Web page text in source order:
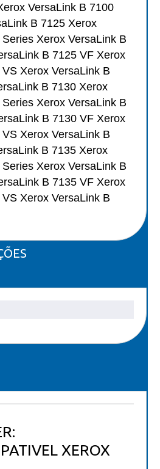
VersaLink B 7100
B 7125 Xerox
Xerox VersaLink B
B 7125 VF Xerox
Xerox VersaLink B
B 7130 Xerox
Xerox VersaLink B
B 7130 VF Xerox
Xerox VersaLink B
B 7135 Xerox
Xerox VersaLink B
B 7135 VF Xerox
Xerox VersaLink B
XEROX